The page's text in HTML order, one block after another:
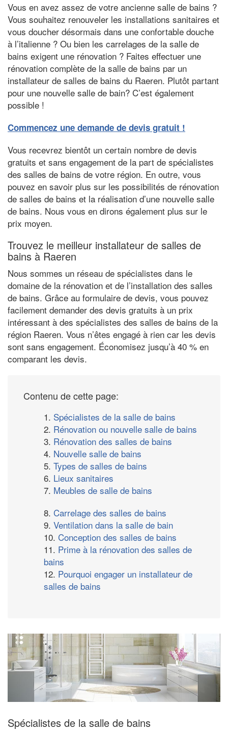
Vous en avez assez de votre ancienne salle de bains ?
Vous souhaitez renouveler les installations sanitaires et
vous doucher désormais dans une confortable douche
à l’italienne ? Ou bien les carrelages de la salle de
bains exigent une rénovation ? Faites effectuer une
rénovation complète de la salle de bains par un
installateur de salles de bains du Raeren. Plutôt partant
pour une nouvelle salle de bain? C’est également
possible !
Commencez une demande de devis gratuit !
Vous recevrez bientôt un certain nombre de devis
gratuits et sans engagement de la part de spécialistes
des salles de bains de votre région. En outre, vous
pouvez en savoir plus sur les possibilités de rénovation
de salles de bains et la réalisation d’une nouvelle salle
de bains. Nous vous en dirons également plus sur le
prix moyen.
Trouvez le meilleur installateur de salles de
bains à Raeren
Nous sommes un réseau de spécialistes dans le
domaine de la rénovation et de l’installation des salles
de bains. Grâce au formulaire de devis, vous pouvez
facilement demander des devis gratuits à un prix
intéressant à des spécialistes des salles de bains de la
région Raeren. Vous n’êtes engagé à rien car les devis
sont sans engagement. Économisez jusqu’à 40 % en
comparant les devis.
Contenu de cette page:
1. Spécialistes de la salle de bains
2. Rénovation ou nouvelle salle de bains
3. Rénovation des salles de bains
4. Nouvelle salle de bains
5. Types de salles de bains
6. Lieux sanitaires
7. Meubles de salle de bains
8. Carrelage des salles de bains
9. Ventilation dans la salle de bain
10. Conception des salles de bains
11. Prime à la rénovation des salles de
bains
12. Pourquoi engager un installateur de
salles de bains
Spécialistes de la salle de bains